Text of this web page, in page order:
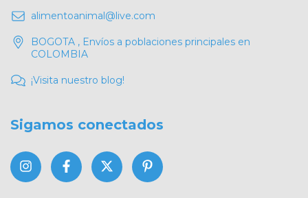
alimentoanimal@live.com
BOGOTA , Envíos a poblaciones principales en
COLOMBIA
¡Visita nuestro blog!
Sigamos conectados